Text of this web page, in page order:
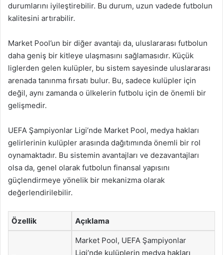
durumlarını iyileştirebilir. Bu durum, uzun vadede futbolun
kalitesini artırabilir.
Market Pool’un bir diğer avantajı da, uluslararası futbolun
daha geniş bir kitleye ulaşmasını sağlamasıdır. Küçük
liglerden gelen kulüpler, bu sistem sayesinde uluslararası
arenada tanınma fırsatı bulur. Bu, sadece kulüpler için
değil, aynı zamanda o ülkelerin futbolu için de önemli bir
gelişmedir.
UEFA Şampiyonlar Ligi’nde Market Pool, medya hakları
gelirlerinin kulüpler arasında dağıtımında önemli bir rol
oynamaktadır. Bu sistemin avantajları ve dezavantajları
olsa da, genel olarak futbolun finansal yapısını
güçlendirmeye yönelik bir mekanizma olarak
değerlendirilebilir.
Özellik Açıklama
Market Pool, UEFA Şampiyonlar
Ligi’nde kulüplerin medya hakları